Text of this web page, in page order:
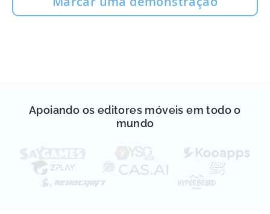
Apoiando os editores móveis em todo o
mundo